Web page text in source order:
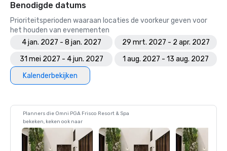
Benodigde datums
Prioriteitsperioden waaraan locaties de voorkeur geven voor
het houden van evenementen
4 jan. 2027 - 8 jan. 2027
29 mrt. 2027 - 2 apr. 2027
31 mei 2027 - 4 jun. 2027
1 aug. 2027 - 13 aug. 2027
Kalenderbekijken
Planners die Omni PGA Frisco Resort & Spa
bekeken, keken ook naar